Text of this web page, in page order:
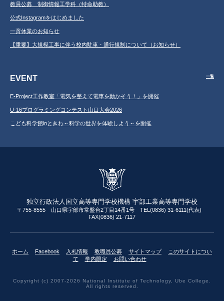
教員公募 制御情報工学科（特命助教）
公式Instagramをはじめました
一斉休業のお知らせ
【重要】大規模工事に伴う校内駐車・通行規制について（お知らせ）
EVENT 一覧
E-Project工作教室「電気を整えて電車を動かそう！」を開催
U-16プログラミングコンテスト山口大会2026
こども科学館inときわ～科学の世界を体験しよう～を開催
独立行政法人国立高等専門学校機構 宇部工業高等専門学校
〒755-8555 山口県宇部市常盤台2丁目14番1号 TEL(0836) 31-6111(代表)
FAX(0836) 21-7117
ホーム Facebook 入札情報 教職員公募 サイトマップ
このサイトについ
て
学内限定 お問い合わせ
Copyright (c) 2007-2026 National Institute of Technology, Ube College.
All rights reserved.